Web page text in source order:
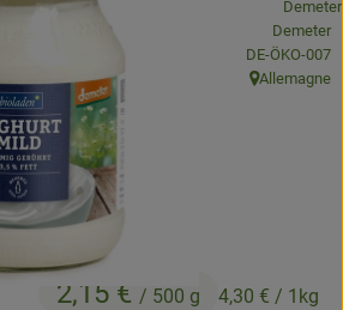
2,15 € / 500 g 4,30 € / 1kg
Demeter
, Kontrollstelle:
DE-ÖKO-007
, Herkunft:
Allemagne